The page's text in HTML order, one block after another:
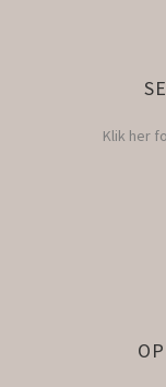
Klik her